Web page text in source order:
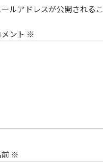
ールアドレスが公開される
メント ※
前 ※